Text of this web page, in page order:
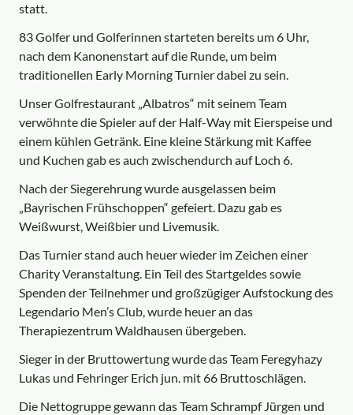
statt.
83 Golfer und Golferinnen starteten bereits um 6 Uhr,
nach dem Kanonenstart auf die Runde, um beim
traditionellen Early Morning Turnier dabei zu sein.
Unser Golfrestaurant „Albatros“ mit seinem Team
verwöhnte die Spieler auf der Half-Way mit Eierspeise und
einem kühlen Getränk. Eine kleine Stärkung mit Kaffee
und Kuchen gab es auch zwischendurch auf Loch 6.
Nach der Siegerehrung wurde ausgelassen beim
„Bayrischen Frühschoppen“ gefeiert. Dazu gab es
Weißwurst, Weißbier und Livemusik.
Das Turnier stand auch heuer wieder im Zeichen einer
Charity Veranstaltung. Ein Teil des Startgeldes sowie
Spenden der Teilnehmer und großzügiger Aufstockung des
Legendario Men’s Club, wurde heuer an das
Therapiezentrum Waldhausen übergeben.
Sieger in der Bruttowertung wurde das Team Feregyhazy
Lukas und Fehringer Erich jun. mit 66 Bruttoschlägen.
Die Nettogruppe gewann das Team Schrampf Jürgen und